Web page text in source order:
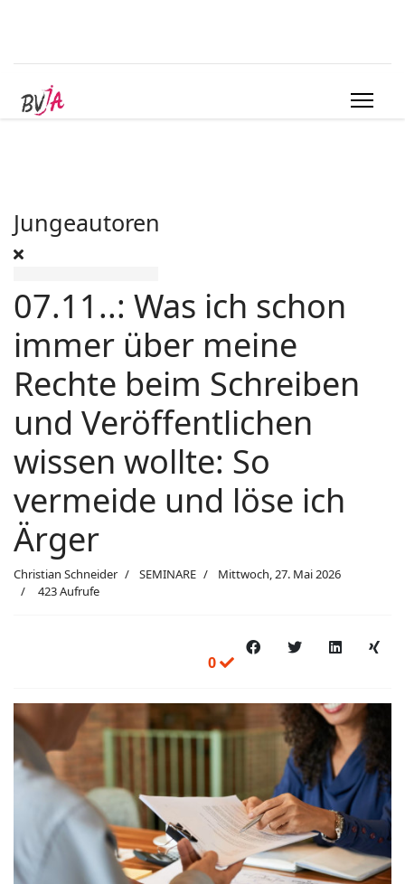
Jungeautoren
07.11..: Was ich schon
immer über meine
Rechte beim Schreiben
und Veröffentlichen
wissen wollte: So
vermeide und löse ich
Ärger
Christian Schneider SEMINARE
Mittwoch, 27. Mai 2026
423 Aufrufe
0